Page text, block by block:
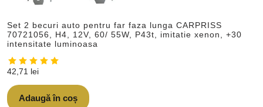
Set 2 becuri auto pentru far faza lunga CARPRISS
70721056, H4, 12V, 60/ 55W, P43t, imitatie xenon, +30
intensitate luminoasa
42,71 lei
Adaugă în coș